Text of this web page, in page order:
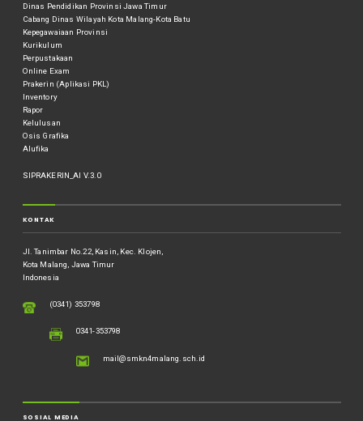
Dinas Pendidikan Provinsi Jawa Timur
Cabang Dinas Wilayah Kota Malang-Kota Batu
Kepegawaiaan Provinsi
Kurikulum
Perpustakaan
Online Exam
Prakerin (Aplikasi PKL)
Inventory
Rapor
Kelulusan
Osis Grafika
Alufika
SIPRAKERIN_AI V.3.0
KONTAK
Jl. Tanimbar No.22, Kasin, Kec. Klojen,
Kota Malang, Jawa Timur
Indonesia
(0341) 353798
0341-353798
mail@smkn4malang.sch.id
SOSIAL MEDIA